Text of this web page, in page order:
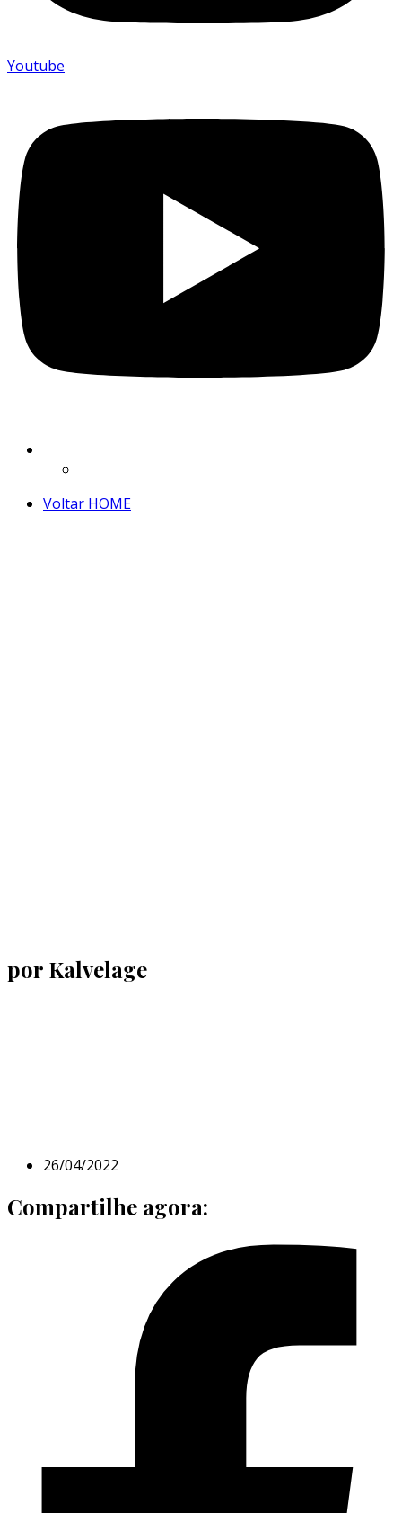
Youtube
Voltar HOME
por Kalvelage
26/04/2022
Compartilhe agora: